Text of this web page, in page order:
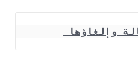
وإلغاؤها